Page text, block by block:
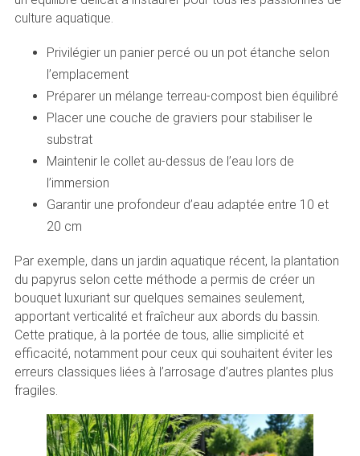
culture aquatique.
Privilégier un panier percé ou un pot étanche selon
l’emplacement
Préparer un mélange terreau-compost bien équilibré
Placer une couche de graviers pour stabiliser le
substrat
Maintenir le collet au-dessus de l’eau lors de
l’immersion
Garantir une profondeur d’eau adaptée entre 10 et
20 cm
Par exemple, dans un jardin aquatique récent, la plantation
du papyrus selon cette méthode a permis de créer un
bouquet luxuriant sur quelques semaines seulement,
apportant verticalité et fraîcheur aux abords du bassin.
Cette pratique, à la portée de tous, allie simplicité et
efficacité, notamment pour ceux qui souhaitent éviter les
erreurs classiques liées à l’arrosage d’autres plantes plus
fragiles.